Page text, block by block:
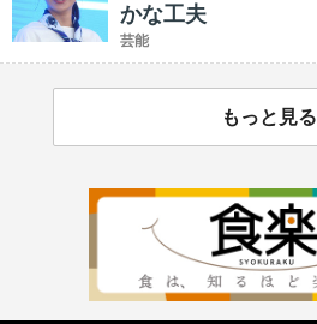
かな工夫
芸能
もっと見る